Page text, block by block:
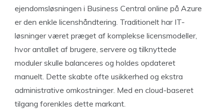
ejendomsløsningen i Business Central online på Azure
er den enkle licenshåndtering. Traditionelt har IT-
løsninger været præget af komplekse licensmodeller,
hvor antallet af brugere, servere og tilknyttede
moduler skulle balanceres og holdes opdateret
manuelt. Dette skabte ofte usikkerhed og ekstra
administrative omkostninger. Med en cloud-baseret
tilgang forenkles dette markant.